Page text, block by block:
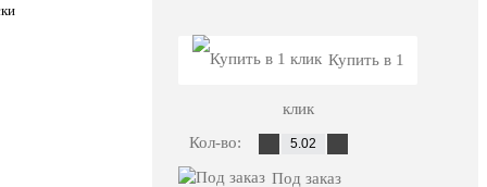
Купить в 1
клик
Кол-во:
Под заказ